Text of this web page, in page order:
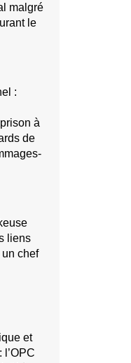
malgré
le
:
à
de
liens
chef
et
l’OPC